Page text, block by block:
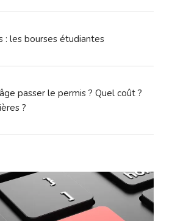
: les bourses étudiantes
passer le permis ? Quel coût ?
?